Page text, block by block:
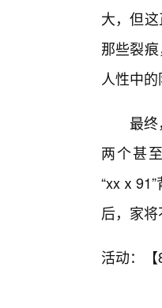
大，但
那些裂
人性中
最
两个甚
“xxⅹ91”
后，家
活动：【